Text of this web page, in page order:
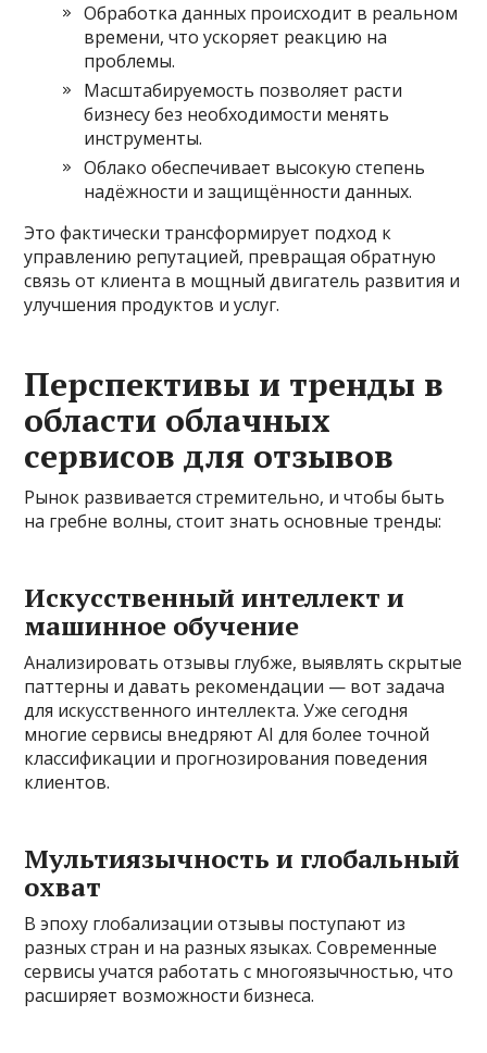
Обработка данных происходит в реальном
времени, что ускоряет реакцию на
проблемы.
Масштабируемость позволяет расти
бизнесу без необходимости менять
инструменты.
Облако обеспечивает высокую степень
надёжности и защищённости данных.
Это фактически трансформирует подход к
управлению репутацией, превращая обратную
связь от клиента в мощный двигатель развития и
улучшения продуктов и услуг.
Перспективы и тренды в
области облачных
сервисов для отзывов
Рынок развивается стремительно, и чтобы быть
на гребне волны, стоит знать основные тренды:
Искусственный интеллект и
машинное обучение
Анализировать отзывы глубже, выявлять скрытые
паттерны и давать рекомендации — вот задача
для искусственного интеллекта. Уже сегодня
многие сервисы внедряют AI для более точной
классификации и прогнозирования поведения
клиентов.
Мультиязычность и глобальный
охват
В эпоху глобализации отзывы поступают из
разных стран и на разных языках. Современные
сервисы учатся работать с многоязычностью, что
расширяет возможности бизнеса.